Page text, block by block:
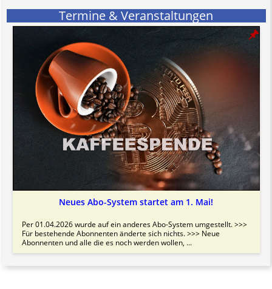
Termine & Veranstaltungen
Neues Abo-System startet am 1. Mai!
Per 01.04.2026 wurde auf ein anderes Abo-System umgestellt. >>>
Für bestehende Abonnenten änderte sich nichts. >>> Neue
Abonnenten und alle die es noch werden wollen, ...